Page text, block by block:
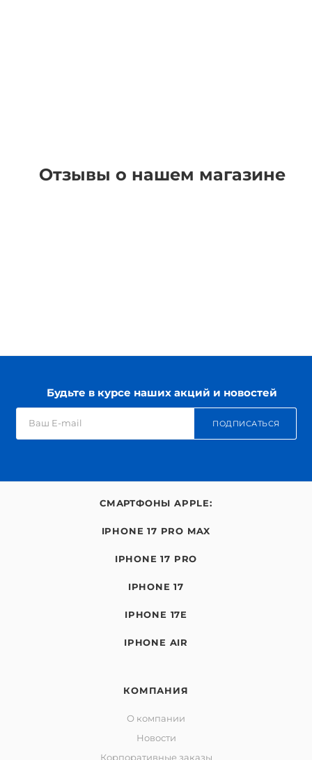
Отзывы о нашем магазине
Будьте в курсе наших акций и новостей
ПОДПИСАТЬСЯ
СМАРТФОНЫ APPLE:
IPHONE 17 PRO MAX
IPHONE 17 PRO
IPHONE 17
IPHONE 17E
IPHONE AIR
КОМПАНИЯ
О компании
Новости
Корпоративные заказы